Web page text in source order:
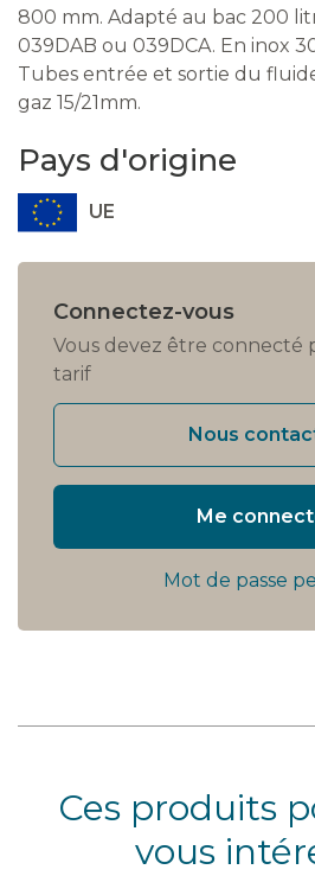
800 mm. Adapté au bac 200
039DAB ou 039DCA. En inox
Tubes entrée et sortie du
gaz 15/21mm.
Pays d'origine
UE
Connectez-vous
Vous devez être connecté
tarif
Nous
Me
Mot de passe
Ces produits
vous